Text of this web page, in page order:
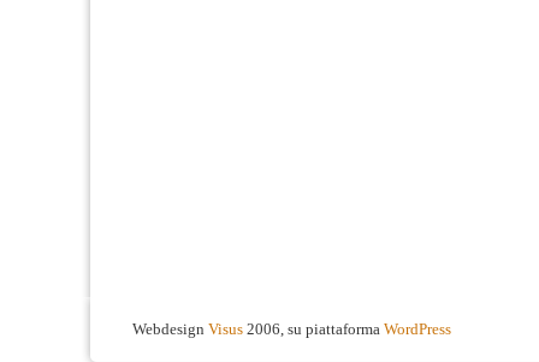
Webdesign Visus 2006, su piattaforma WordPress